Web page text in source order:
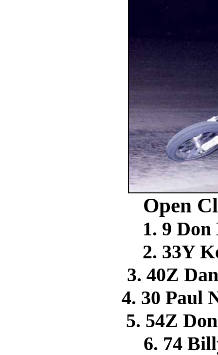
Open
1. 9
2. 33Y
3. 40Z
4. 30 Paul
5. 54Z
6. 74